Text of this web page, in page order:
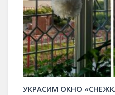
УКРАСИМ ОКНО